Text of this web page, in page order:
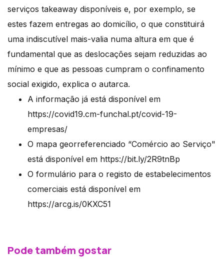
serviços takeaway disponíveis e, por exemplo, se
estes fazem entregas ao domicílio, o que constituirá
uma indiscutível mais-valia numa altura em que é
fundamental que as deslocações sejam reduzidas ao
mínimo e que as pessoas cumpram o confinamento
social exigido, explica o autarca.
A informação já está disponível em
https://covid19.cm-funchal.pt/covid-19-
empresas/
O mapa georreferenciado “Comércio ao Serviço"
está disponível em https://bit.ly/2R9tnBp
O formulário para o registo de estabelecimentos
comerciais está disponível em
https://arcg.is/0KXC51
Pode também gostar